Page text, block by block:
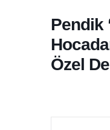
Pendik
Özel